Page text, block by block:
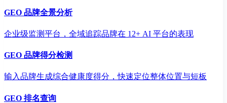
GEO 品牌全景分析
企业级监测平台，全域追踪品牌在 12+ AI 平台的表现
GEO 品牌得分检测
输入品牌生成综合健康度得分，快速定位整体位置与短板
GEO 排名查询